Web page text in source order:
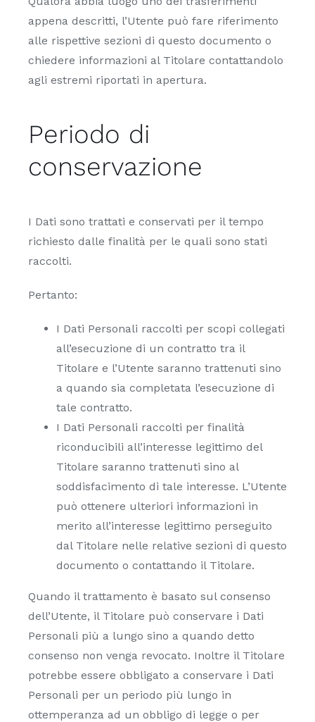
appena descritti, l’Utente può fare riferimento
alle rispettive sezioni di questo documento o
chiedere informazioni al Titolare contattandolo
agli estremi riportati in apertura.
Periodo di
conservazione
I Dati sono trattati e conservati per il tempo
richiesto dalle finalità per le quali sono stati
raccolti.
Pertanto:
I Dati Personali raccolti per scopi collegati
all’esecuzione di un contratto tra il
Titolare e l’Utente saranno trattenuti sino
a quando sia completata l’esecuzione di
tale contratto.
I Dati Personali raccolti per finalità
riconducibili all’interesse legittimo del
Titolare saranno trattenuti sino al
soddisfacimento di tale interesse. L’Utente
può ottenere ulteriori informazioni in
merito all’interesse legittimo perseguito
dal Titolare nelle relative sezioni di questo
documento o contattando il Titolare.
Quando il trattamento è basato sul consenso
dell’Utente, il Titolare può conservare i Dati
Personali più a lungo sino a quando detto
consenso non venga revocato. Inoltre il Titolare
potrebbe essere obbligato a conservare i Dati
Personali per un periodo più lungo in
ottemperanza ad un obbligo di legge o per